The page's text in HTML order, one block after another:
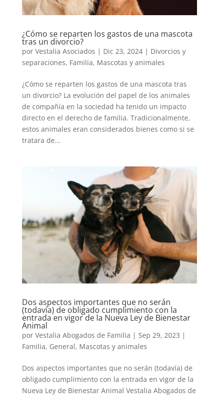
¿Cómo se reparten los gastos de una mascota
tras un divorcio?
por Vestalia Asociados | Dic 23, 2024| Divorcios y
separaciones, Familia, Mascotas y animales
¿Cómo se reparten los gastos de una mascota tras
un divorcio? La evolución del papel de los animales
de compañía en la sociedad ha tenido un impacto
directo en el derecho de familia. Tradicionalmente,
estos animales eran considerados bienes como si se
tratara de...
Dos aspectos importantes que no serán
(todavía) de obligado cumplimiento con la
entrada en vigor de la Nueva Ley de Bienestar
Animal
por Vestalia Abogados de Familia | Sep 29, 2023 |
Familia, General, Mascotas y animales
Dos aspectos importantes que no serán (todavía) de
obligado cumplimiento con la entrada en vigor de la
Nueva Ley de Bienestar Animal Vestalia Abogados de